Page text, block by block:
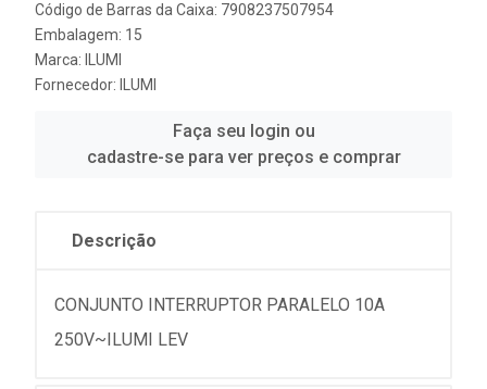
Código de Barras da Caixa: 7908237507954
Embalagem: 15
Marca: ILUMI
Fornecedor: ILUMI
Faça seu login ou
cadastre-se para ver preços e comprar
Descrição
CONJUNTO INTERRUPTOR PARALELO 10A
250V~ILUMI LEV